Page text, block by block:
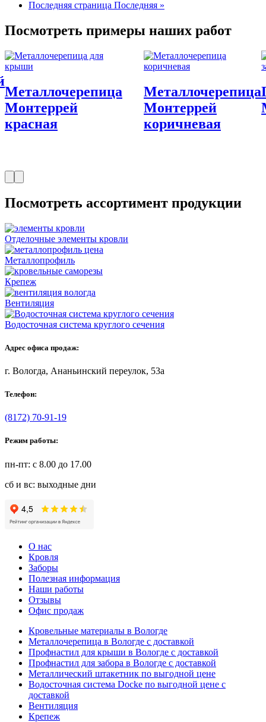
Последняя страница Последняя »
Посмотреть примеры наших работ
Металлочерепица
Монтеррей
красная
Металлочерепица
Монтеррей
коричневая
Посмотреть ассортимент продукции
Отделочные элементы кровли
Металлопрофиль
Крепеж
Вентиляция
Водосточная система круглого сечения
Адрес офиса продаж:
г. Вологда, Ананьинский переулок, 53a
Телефон:
(8172) 70-91-19
Режим работы:
пн-пт: с 8.00 до 17.00
сб и вс: выходные дни
О нас
Кровля
Заборы
Полезная информация
Наши работы
Отзывы
Офис продаж
Кровельные материалы в Вологде
Металлочерепица в Вологде с доставкой
Профнастил для крыши в Вологде с доставкой
Профнастил для забора в Вологде с доставкой
Металлический штакетник по выгодной цене
Водосточная система Docke по выгодной цене с
доставкой
Вентиляция
Крепеж